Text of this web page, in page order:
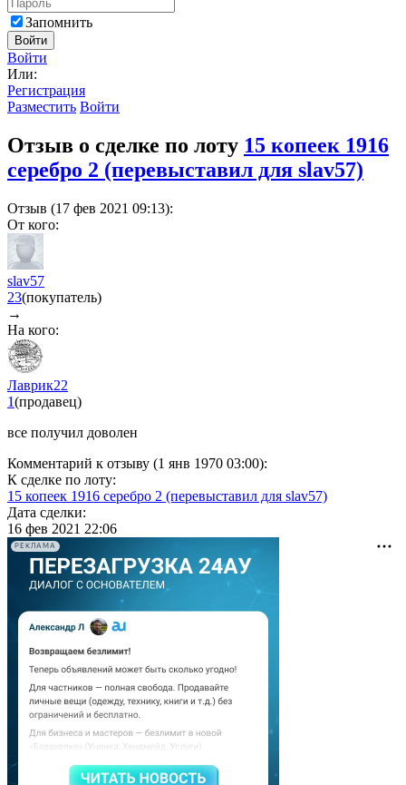
Запомнить
Войти
Войти
Или:
Регистрация
Разместить Войти
Отзыв о сделке по лоту 15 копеек 1916
серебро 2 (перевыставил для slav57)
Отзыв (17 фев 2021 09:13):
От кого:
slav57
23(покупатель)
→
На кого:
Лаврик22
1(продавец)
все получил доволен
Комментарий к отзыву (1 янв 1970 03:00):
К сделке по лоту:
15 копеек 1916 серебро 2 (перевыставил для slav57)
Дата сделки:
16 фев 2021 22:06
РЕКЛАМА